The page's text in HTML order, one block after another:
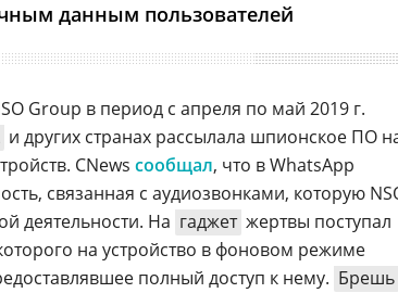
данным пользователей
Group в период с апреля по май 2019 г.
и других странах рассылала шпионское ПО
CNews сообщал, что в WhatsApp
связанная с аудиозвонками, которую
деятельности. На гаджет жертвы поступал
на устройство в фоновом режиме
полный доступ к нему. Брешь